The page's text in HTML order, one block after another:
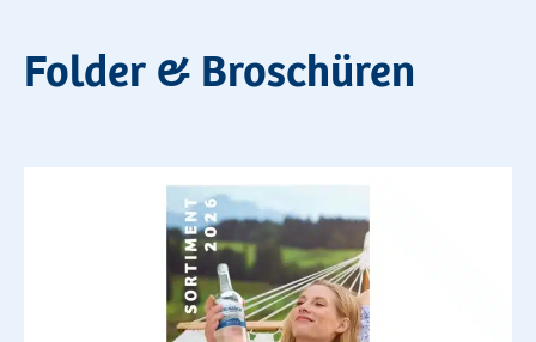
Folder & Broschüren